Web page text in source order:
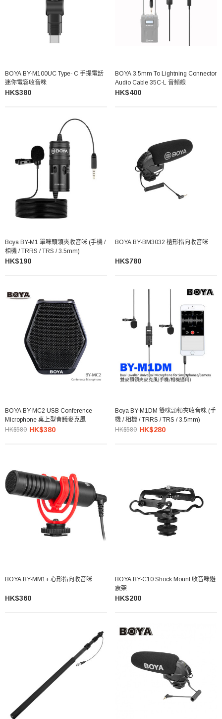
BOYA BY-M100UC Type- C 手提電話
迷你電容收音咪
HK$380
BOYA 3.5mm To Lightning Connector
Audio Cable 35C-L 音頻線
HK$400
Boya BY-M1 單咪頭領夾收音咪 (手機 /
相機 / TRRS / TRS / 3.5mm)
HK$190
BOYA BY-BM3032 槍形指向收音咪
HK$780
BOYA BY-MC2 USB Conference
Microphone 桌上型會議麥克風
HK$580 HK$380
Boya BY-M1DM 雙咪頭領夾收音咪 (手
機 / 相機 / TRRS / TRS / 3.5mm)
HK$580 HK$280
BOYA BY-MM1+ 心形指向收音咪
HK$360
BOYA BY-C10 Shock Mount 收音咪避
震架
HK$200